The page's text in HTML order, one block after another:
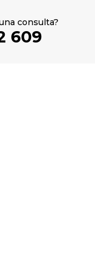
consulta?
609